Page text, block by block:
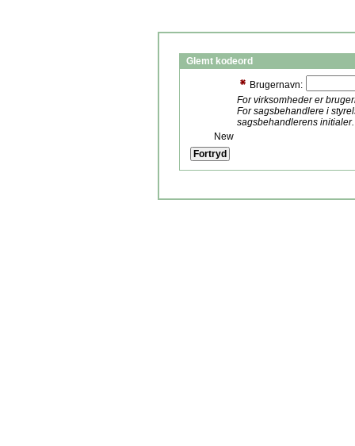
Glemt kodeord
Brugernavn:
For virksomheder er
For sagsbehandlere i
sagsbehandlerens initialer.
New